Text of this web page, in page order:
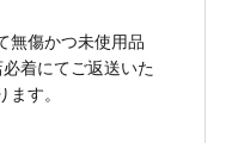
無傷かつ未使用品
着にてご返送いた
す。